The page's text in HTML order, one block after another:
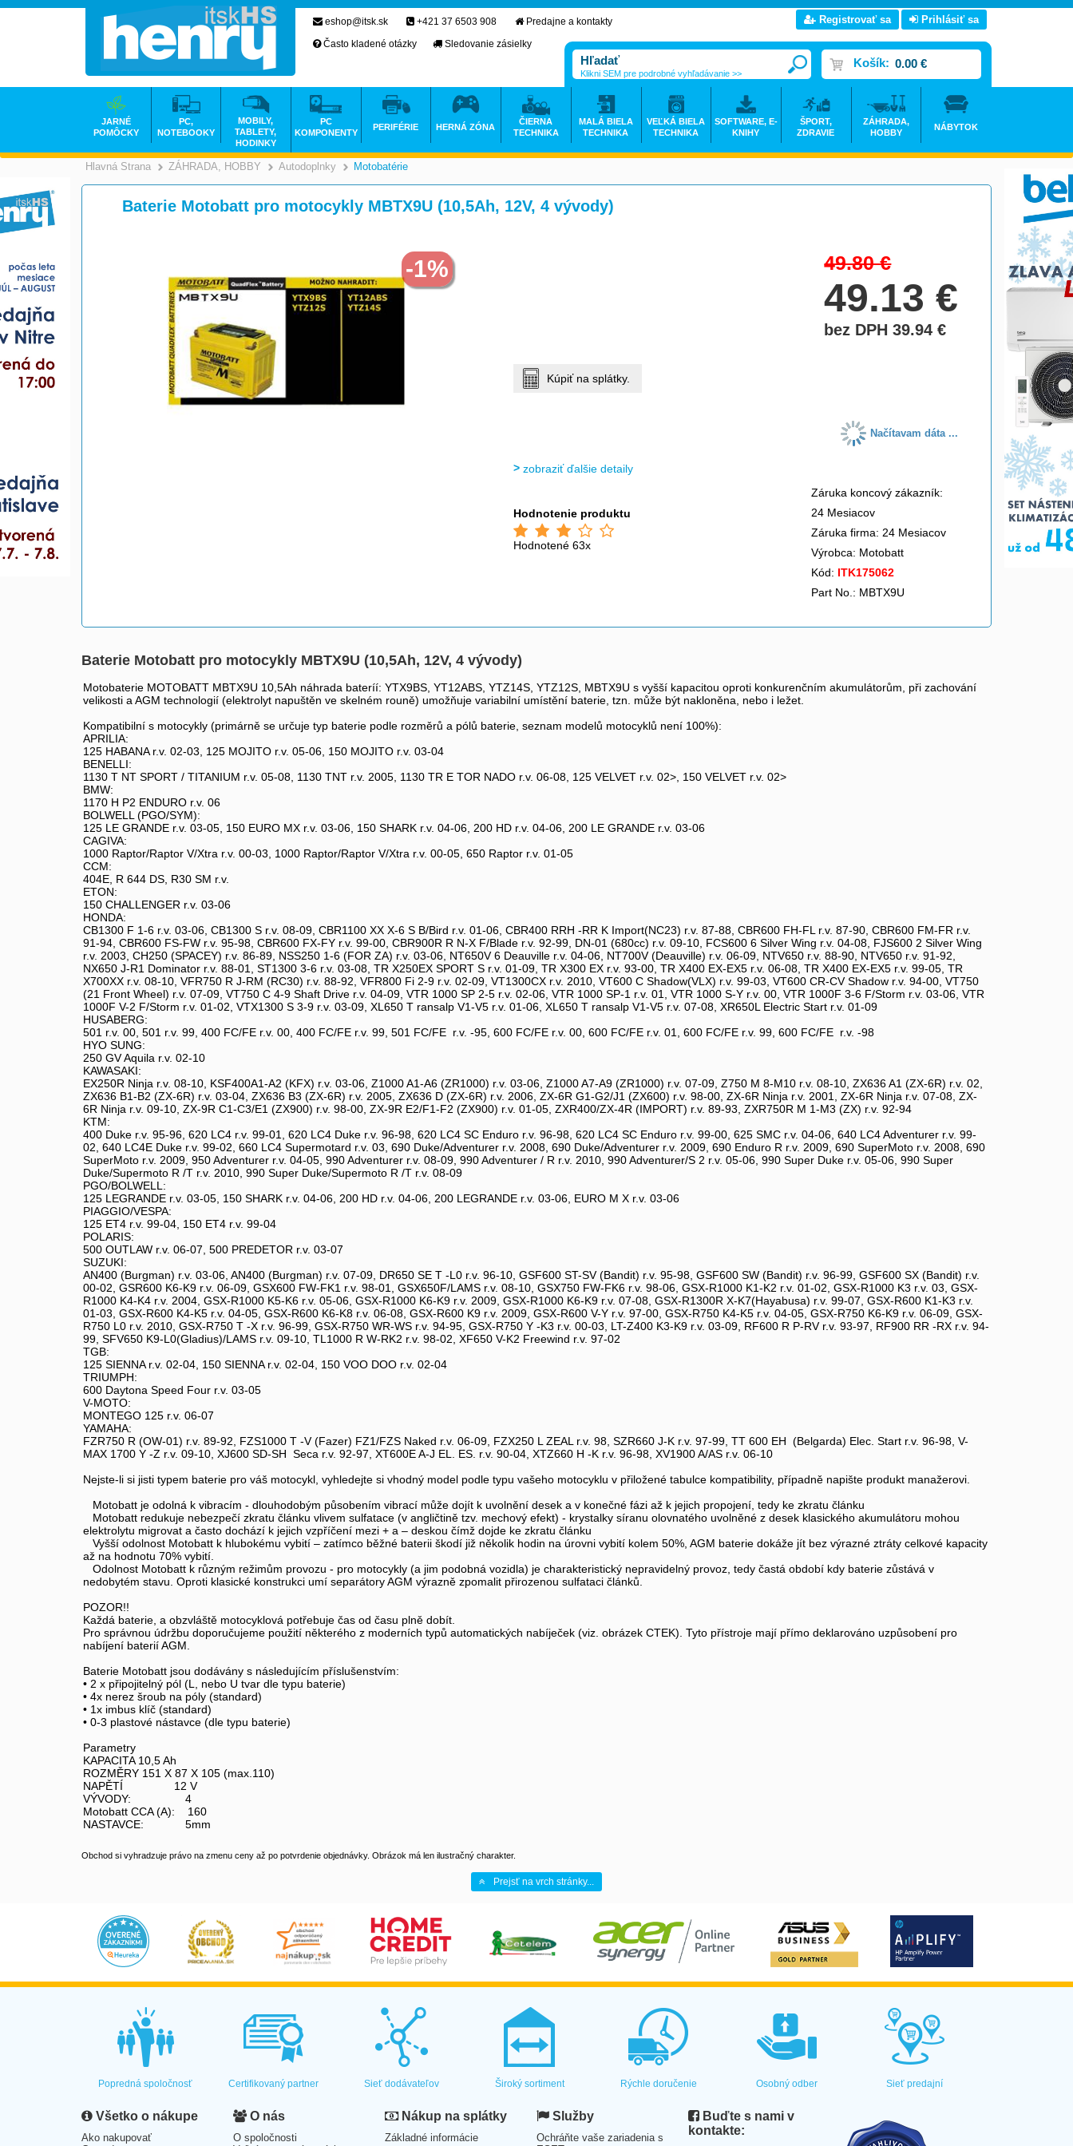
Hlavná Strana >
ZÁHRADA, HOBBY >
Autodoplnky >
Motobatérie
Baterie Motobatt pro motocykly MBTX9U (10,5Ah, 12V, 4 vývody)
-1% 49.80€
49.13€
bez DPH 39.94€
Kúpiť na splátky.
Načítavam dáta ...
zobraziť ďalšie detaily
Hodnotenie produktu
Hodnotené 63x
Záruka koncový zákazník:
24 Mesiacov
Záruka firma: 24 Mesiacov
Výrobca: Motobatt
Kód: ITK175062
Part No.: MBTX9U
Baterie Motobatt pro motocykly MBTX9U (10,5Ah, 12V, 4 vývody)
Motobaterie MOTOBATT MBTX9U 10,5Ah náhrada bateríí: YTX9BS, YT12ABS, YTZ14S, YTZ12S, MBTX9U s vyšší kapacitou oproti konkurenčním akumulátorům, při zachování
velikosti a AGM technologií (elektrolyt napuštěn ve skelném rouně) umožňuje variabilní umístění baterie, tzn. může být nakloněna, nebo i ležet.
Kompatibilní s motocykly (primárně se určuje typ baterie podle rozměrů a pólů baterie, seznam modelů motocyklů není 100%):
APRILIA:
125 HABANA r.v. 02-03, 125 MOJITO r.v. 05-06, 150 MOJITO r.v. 03-04
BENELLI:
1130 T NT SPORT / TITANIUM r.v. 05-08, 1130 TNT r.v. 2005, 1130 TR E TOR NADO r.v. 06-08, 125 VELVET r.v. 02>, 150 VELVET r.v. 02>
BMW:
1170 H P2 ENDURO r.v. 06
BOLWELL (PGO/SYM):
125 LE GRANDE r.v. 03-05, 150 EURO MX r.v. 03-06, 150 SHARK r.v. 04-06, 200 HD r.v. 04-06, 200 LE GRANDE r.v. 03-06
CAGIVA:
1000 Raptor/Raptor V/Xtra r.v. 00-03, 1000 Raptor/Raptor V/Xtra r.v. 00-05, 650 Raptor r.v. 01-05
CCM:
404E, R 644 DS, R30 SM r.v.
ETON:
150 CHALLENGER r.v. 03-06
HONDA:
CB1300 F 1-6 r.v. 03-06, CB1300 S r.v. 08-09, CBR1100 XX X-6 S B/Bird r.v. 01-06, CBR400 RRH -RR K Import(NC23) r.v. 87-88, CBR600 FH-FL r.v. 87-90, CBR600 FM-FR r.v.
91-94, CBR600 FS-FW r.v. 95-98, CBR600 FX-FY r.v. 99-00, CBR900R R N-X F/Blade r.v. 92-99, DN-01 (680cc) r.v. 09-10, FCS600 6 Silver Wing r.v. 04-08, FJS600 2 Silver Wing
r.v. 2003, CH250 (SPACEY) r.v. 86-89, NSS250 1-6 (FOR ZA) r.v. 03-06, NT650V 6 Deauville r.v. 04-06, NT700V (Deauville) r.v. 06-09, NTV650 r.v. 88-90, NTV650 r.v. 91-92,
NX650 J-R1 Dominator r.v. 88-01, ST1300 3-6 r.v. 03-08, TR X250EX SPORT S r.v. 01-09, TR X300 EX r.v. 93-00, TR X400 EX-EX5 r.v. 06-08, TR X400 EX-EX5 r.v. 99-05, TR
X700XX r.v. 08-10, VFR750 R J-RM (RC30) r.v. 88-92, VFR800 Fi 2-9 r.v. 02-09, VT1300CX r.v. 2010, VT600 C Shadow(VLX) r.v. 99-03, VT600 CR-CV Shadow r.v. 94-00, VT750
(21 Front Wheel) r.v. 07-09, VT750 C 4-9 Shaft Drive r.v. 04-09, VTR 1000 SP 2-5 r.v. 02-06, VTR 1000 SP-1 r.v. 01, VTR 1000 S-Y r.v. 00, VTR 1000F 3-6 F/Storm r.v. 03-06, VTR
1000F V-2 F/Storm r.v. 01-02, VTX1300 S 3-9 r.v. 03-09, XL650 T ransalp V1-V5 r.v. 01-06, XL650 T ransalp V1-V5 r.v. 07-08, XR650L Electric Start r.v. 01-09
HUSABERG:
501 r.v. 00, 501 r.v. 99, 400 FC/FE r.v. 00, 400 FC/FE r.v. 99, 501 FC/FE r.v. -95, 600 FC/FE r.v. 00, 600 FC/FE r.v. 01, 600 FC/FE r.v. 99, 600 FC/FE r.v. -98
HYO SUNG:
250 GV Aquila r.v. 02-10
KAWASAKI:
EX250R Ninja r.v. 08-10, KSF400A1-A2 (KFX) r.v. 03-06, Z1000 A1-A6 (ZR1000) r.v. 03-06, Z1000 A7-A9 (ZR1000) r.v. 07-09, Z750 M 8-M10 r.v. 08-10, ZX636 A1 (ZX-6R) r.v. 02,
ZX636 B1-B2 (ZX-6R) r.v. 03-04, ZX636 B3 (ZX-6R) r.v. 2005, ZX636 D (ZX-6R) r.v. 2006, ZX-6R G1-G2/J1 (ZX600) r.v. 98-00, ZX-6R Ninja r.v. 2001, ZX-6R Ninja r.v. 07-08, ZX-
6R Ninja r.v. 09-10, ZX-9R C1-C3/E1 (ZX900) r.v. 98-00, ZX-9R E2/F1-F2 (ZX900) r.v. 01-05, ZXR400/ZX-4R (IMPORT) r.v. 89-93, ZXR750R M 1-M3 (ZX) r.v. 92-94
KTM:
400 Duke r.v. 95-96, 620 LC4 r.v. 99-01, 620 LC4 Duke r.v. 96-98, 620 LC4 SC Enduro r.v. 96-98, 620 LC4 SC Enduro r.v. 99-00, 625 SMC r.v. 04-06, 640 LC4 Adventurer r.v. 99-
02, 640 LC4E Duke r.v. 99-02, 660 LC4 Supermotard r.v. 03, 690 Duke/Adventurer r.v. 2008, 690 Duke/Adventurer r.v. 2009, 690 Enduro R r.v. 2009, 690 SuperMoto r.v. 2008, 690
SuperMoto r.v. 2009, 950 Adventurer r.v. 04-05, 990 Adventurer r.v. 08-09, 990 Adventurer / R r.v. 2010, 990 Adventurer/S 2 r.v. 05-06, 990 Super Duke r.v. 05-06, 990 Super
Duke/Supermoto R /T r.v. 2010, 990 Super Duke/Supermoto R /T r.v. 08-09
PGO/BOLWELL:
125 LEGRANDE r.v. 03-05, 150 SHARK r.v. 04-06, 200 HD r.v. 04-06, 200 LEGRANDE r.v. 03-06, EURO M X r.v. 03-06
PIAGGIO/VESPA:
125 ET4 r.v. 99-04, 150 ET4 r.v. 99-04
POLARIS:
500 OUTLAW r.v. 06-07, 500 PREDETOR r.v. 03-07
SUZUKI:
AN400 (Burgman) r.v. 03-06, AN400 (Burgman) r.v. 07-09, DR650 SE T -L0 r.v. 96-10, GSF600 ST-SV (Bandit) r.v. 95-98, GSF600 SW (Bandit) r.v. 96-99, GSF600 SX (Bandit) r.v.
00-02, GSR600 K6-K9 r.v. 06-09, GSX600 FW-FK1 r.v. 98-01, GSX650F/LAMS r.v. 08-10, GSX750 FW-FK6 r.v. 98-06, GSX-R1000 K1-K2 r.v. 01-02, GSX-R1000 K3 r.v. 03, GSX-
R1000 K4-K4 r.v. 2004, GSX-R1000 K5-K6 r.v. 05-06, GSX-R1000 K6-K9 r.v. 2009, GSX-R1000 K6-K9 r.v. 07-08, GSX-R1300R X-K7(Hayabusa) r.v. 99-07, GSX-R600 K1-K3 r.v.
01-03, GSX-R600 K4-K5 r.v. 04-05, GSX-R600 K6-K8 r.v. 06-08, GSX-R600 K9 r.v. 2009, GSX-R600 V-Y r.v. 97-00, GSX-R750 K4-K5 r.v. 04-05, GSX-R750 K6-K9 r.v. 06-09, GSX-
R750 L0 r.v. 2010, GSX-R750 T -X r.v. 96-99, GSX-R750 WR-WS r.v. 94-95, GSX-R750 Y -K3 r.v. 00-03, LT-Z400 K3-K9 r.v. 03-09, RF600 R P-RV r.v. 93-97, RF900 RR -RX r.v. 94-
99, SFV650 K9-L0(Gladius)/LAMS r.v. 09-10, TL1000 R W-RK2 r.v. 98-02, XF650 V-K2 Freewind r.v. 97-02
TGB:
125 SIENNA r.v. 02-04, 150 SIENNA r.v. 02-04, 150 VOO DOO r.v. 02-04
TRIUMPH:
600 Daytona Speed Four r.v. 03-05
V-MOTO:
MONTEGO 125 r.v. 06-07
YAMAHA:
FZR750 R (OW-01) r.v. 89-92, FZS1000 T -V (Fazer) FZ1/FZS Naked r.v. 06-09, FZX250 L ZEAL r.v. 98, SZR660 J-K r.v. 97-99, TT 600 EH (Belgarda) Elec. Start r.v. 96-98, V-
MAX 1700 Y -Z r.v. 09-10, XJ600 SD-SH Seca r.v. 92-97, XT600E A-J EL. ES. r.v. 90-04, XTZ660 H -K r.v. 96-98, XV1900 A/AS r.v. 06-10
Nejste-li si jisti typem baterie pro váš motocykl, vyhledejte si vhodný model podle typu vašeho motocyklu v přiložené tabulce kompatibility, případně napište produkt manažerovi.
Motobatt je odolná k vibracím - dlouhodobým působením vibrací může dojít k uvolnění desek a v konečné fázi až k jejich propojení, tedy ke zkratu článku
Motobatt redukuje nebezpečí zkratu článku vlivem sulfatace (v angličtině tzv. mechový efekt) - krystalky síranu olovnatého uvolněné z desek klasického akumulátoru mohou
elektrolytu migrovat a často dochází k jejich vzpříčení mezi + a – deskou čímž dojde ke zkratu článku
Vyšší odolnost Motobatt k hlubokému vybití – zatímco běžné baterii škodí již několik hodin na úrovni vybití kolem 50%, AGM baterie dokáže jít bez výrazné ztráty celkové kapacity
až na hodnotu 70% vybití.
Odolnost Motobatt k různým režimům provozu - pro motocykly (a jim podobná vozidla) je charakteristický nepravidelný provoz, tedy častá období kdy baterie zůstává v
nedobytém stavu. Oproti klasické konstrukci umí separátory AGM výrazně zpomalit přirozenou sulfataci článků.
POZOR!!
Každá baterie, a obzvláště motocyklová potřebuje čas od času plně dobít.
Pro správnou údržbu doporučujeme použití některého z moderních typů automatických nabíječek (viz. obrázek CTEK). Tyto přístroje mají přímo deklarováno uzpůsobení pro
nabíjení baterií AGM.
Baterie Motobatt jsou dodávány s následujícím příslušenstvím:
• 2 x připojitelný pól (L, nebo U tvar dle typu baterie)
• 4x nerez šroub na póly (standard)
• 1x imbus klíč (standard)
• 0-3 plastové nástavce (dle typu baterie)
Parametry
KAPACITA 10,5 Ah
ROZMĚRY 151 X 87 X 105 (max.110)
NAPĚTÍ 12 V
VÝVODY: 4
Motobatt CCA (A): 160
NASTAVCE: 5mm
Obchod si vyhradzuje právo na zmenu ceny až po potvrdenie objednávky. Obrázok má len ilustračný charakter.
Prejsť na vrch stránky...
eshop@itsk.sk +421 37 6503 908
Predajne a kontakty
Často kladené otázky
Sledovanie zásielky
Registrovať sa Prihlásiť sa
Košík: 0.00 €
Klikni SEM pre podrobné vyhľadávanie >>
JARNÉ
POMÔCKY
PC,
NOTEBOOKY
MOBILY,
TABLETY,
HODINKY
PC
KOMPONENTY
PERIFÉRIE HERNÁ ZÓNA
ČIERNA
TECHNIKA
MALÁ BIELA
TECHNIKA
VEĽKÁ BIELA
TECHNIKA
SOFTWARE, E-
KNIHY
ŠPORT,
ZDRAVIE
ZÁHRADA,
HOBBY
NÁBYTOK
Popredná spoločnosť Certifikovaný partner Sieť dodávateľov Široký sortiment Rýchle doručenie Osobný odber Sieť predajní
Všetko o nákupe
Ako nakupovať
O nás
O spoločnosti
Nákup na splátky
Základné informácie
Služby
Ochráňte vaše zariadenia s
Buďte s nami v
kontakte: